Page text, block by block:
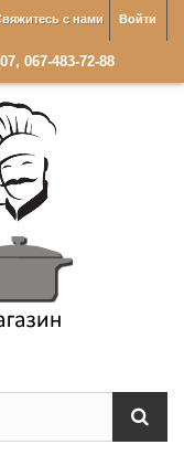
Войти
с нами
067-483-72-88